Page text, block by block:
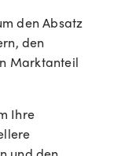
den Absatz
den
Marktanteil
Ihre